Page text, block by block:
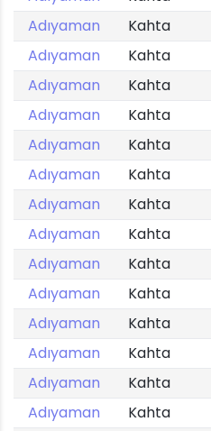
Adıyaman
Kahta
Adıyaman
Kahta
Adıyaman
Kahta
Adıyaman
Kahta
Adıyaman
Kahta
Adıyaman
Kahta
Adıyaman
Kahta
Adıyaman
Kahta
Adıyaman
Kahta
Adıyaman
Kahta
Adıyaman
Kahta
Adıyaman
Kahta
Adıyaman
Kahta
Adıyaman
Kahta